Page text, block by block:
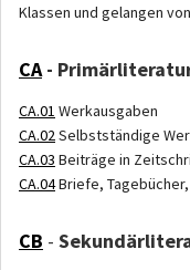
Klassen und gelangen
CA-
CA.01 Werkausgaben
CA.02Selbstständige
CA.03 Beiträge in
CA.04Briefe,
CB -